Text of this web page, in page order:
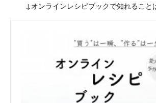
↓オンラインレシピブックで知れること